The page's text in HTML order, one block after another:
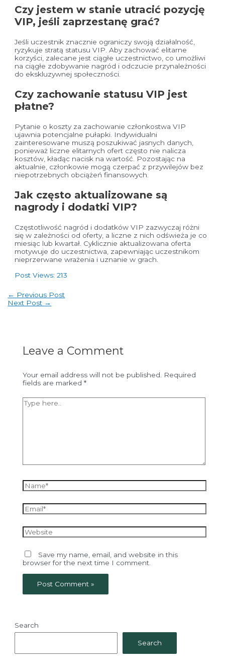
Czy jestem w stanie utracić pozycję
VIP, jeśli zaprzestanę grać?
Jeśli uczestnik znacznie ograniczy swoją działalność,
ryzykuje stratą statusu VIP. Aby zachować elitarne
korzyści, zalecane jest ciągłe uczestnictwo, co umożliwi
na ciągłe zdobywanie nagród i odczucie przynależności
do ekskluzywnej społeczności.
Czy zachowanie statusu VIP jest
płatne?
Pytanie o koszty za zachowanie członkostwa VIP
ujawnia potencjalne pułapki. Indywidualni
zainteresowane muszą poszukiwać jasnych danych,
ponieważ liczne elitarnych ofert często nie nalicza
kosztów, kładąc nacisk na wartość. Pozostając na
aktualnie, członkowie mogą czerpać z przywilejów bez
niepotrzebnych obciążeń finansowych.
Jak często aktualizowane są
nagrody i dodatki VIP?
Częstotliwość nagród i dodatków VIP zazwyczaj różni
się w zależności od oferty, a liczne z nich odświeża je co
miesiąc lub kwartał. Cyklicznie aktualizowana oferta
motywuje do uczestnictwa, zapewniając uczestnikom
nieprzerwane wrażenia i uznanie w grach.
Post Views: 213
Post
navigation
← Previous Post
Next Post →
Leave a Comment
Your email address will not be published.
Required
fields are marked *
Type
here..
Name*
Email*
Website
Save my name, email, and website in this
browser for the next time I comment.
Search
Search